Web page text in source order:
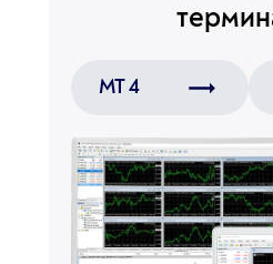
MT 4